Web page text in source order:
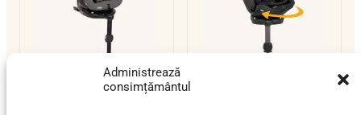
Administrează
consimțământul